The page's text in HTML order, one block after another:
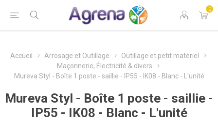
0
Accueil Arrosage et Outillage
Outillage et petit matériel
Maçonnerie, Électricité & divers
Mureva Styl - Boîte 1 poste - saillie - IP55 - IK08 - Blanc - L'unité
Mureva Styl - Boîte 1 poste - saillie -
IP55 - IK08 - Blanc - L'unité